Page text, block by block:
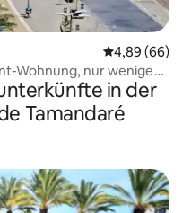
4,89 (66)
Wohnung, nur wenige
in der
Tamandaré